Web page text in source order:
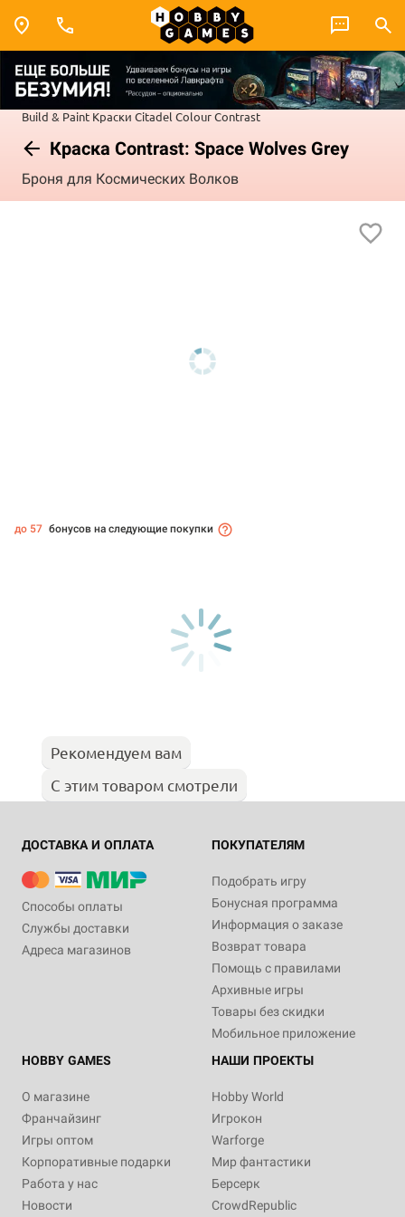
Build & Paint Краски Citadel ColourContrast
Краска Contrast: Space Wolves Grey
Броня для Космических Волков
до 57 бонусов на следующие покупки
Рекомендуем вам
С этим товаром смотрели
ДОСТАВКА И ОПЛАТА
Способы оплаты
Службы доставки
Адреса магазинов
ПОКУПАТЕЛЯМ
Подобрать игру
Бонусная программа
Информация о заказе
Возврат товара
Помощь с правилами
Архивные игры
Товары без скидки
Мобильное приложение
HOBBY GAMES
О магазине
Франчайзинг
Игры оптом
Корпоративные подарки
Работа у нас
Новости
НАШИ ПРОЕКТЫ
Hobby World
Игрокон
Warforge
Мир фантастики
Берсерк
CrowdRepublic